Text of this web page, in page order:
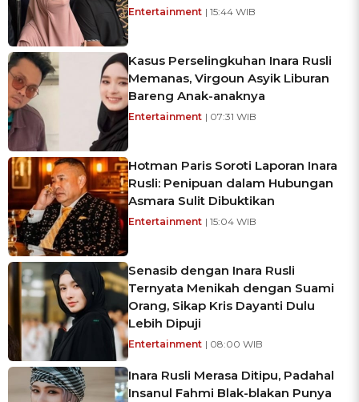
Entertainment | 15:44 WIB
Kasus Perselingkuhan Inara Rusli
Memanas, Virgoun Asyik Liburan
Bareng Anak-anaknya
Entertainment | 07:31 WIB
Hotman Paris Soroti Laporan Inara
Rusli: Penipuan dalam Hubungan
Asmara Sulit Dibuktikan
Entertainment | 15:04 WIB
Senasib dengan Inara Rusli
Ternyata Menikah dengan Suami
Orang, Sikap Kris Dayanti Dulu
Lebih Dipuji
Entertainment | 08:00 WIB
Inara Rusli Merasa Ditipu, Padahal
Insanul Fahmi Blak-blakan Punya